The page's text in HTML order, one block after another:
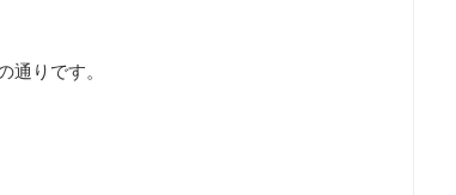
通りです。